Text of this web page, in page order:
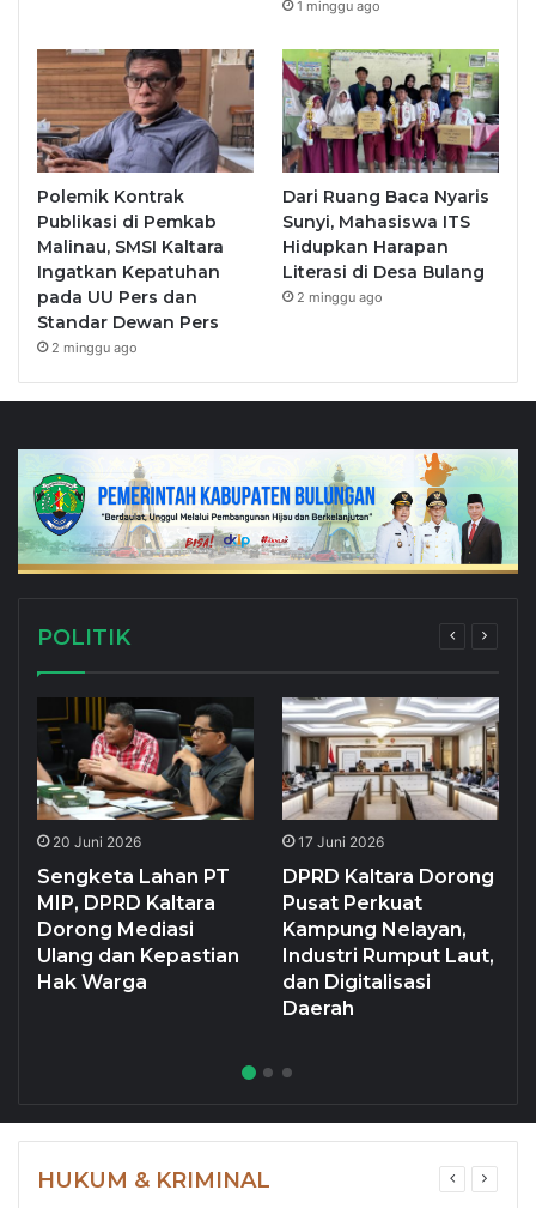
1 minggu ago
Polemik Kontrak
Publikasi di Pemkab
Malinau, SMSI Kaltara
Ingatkan Kepatuhan
pada UU Pers dan
Standar Dewan Pers
2 minggu ago
Dari Ruang Baca Nyaris
Sunyi, Mahasiswa ITS
Hidupkan Harapan
Literasi di Desa Bulang
2 minggu ago
POLITIK
20 Juni 2026
Sengketa Lahan PT
MIP, DPRD Kaltara
Dorong Mediasi
Ulang dan Kepastian
Hak Warga
17 Juni 2026
DPRD Kaltara Dorong
Pusat Perkuat
Kampung Nelayan,
Industri Rumput Laut,
dan Digitalisasi
Daerah
HUKUM & KRIMINAL